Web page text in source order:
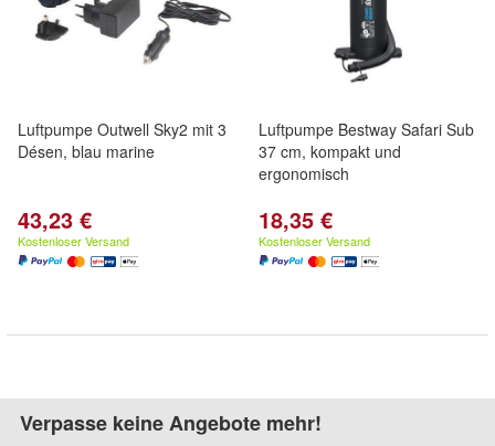
Luftpumpe Outwell Sky2 mit 3
Désen, blau marine
43,23 €
Kostenloser Versand
Luftpumpe Bestway Safari Sub
37 cm, kompakt und
ergonomisch
18,35 €
Kostenloser Versand
Verpasse keine Angebote mehr!